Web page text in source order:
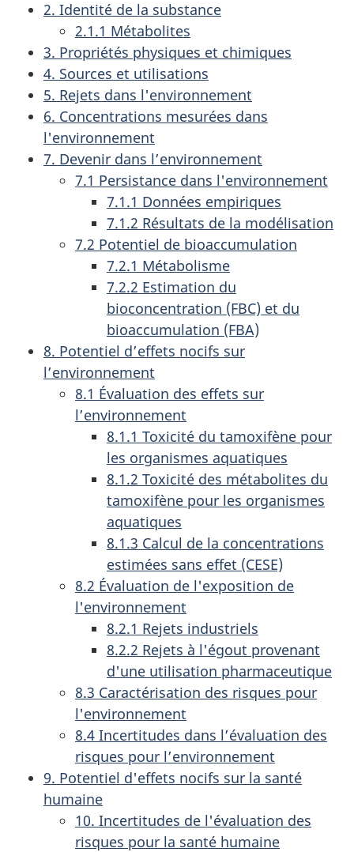
2. Identité de la substance
2.1.1 Métabolites
3. Propriétés physiques et chimiques
4. Sources et utilisations
5. Rejets dans l'environnement
6. Concentrations mesurées dans
l'environnement
7. Devenir dans l’environnement
7.1 Persistance dans l'environnement
7.1.1 Données empiriques
7.1.2 Résultats de la modélisation
7.2 Potentiel de bioaccumulation
7.2.1 Métabolisme
7.2.2 Estimation du
bioconcentration (FBC) et du
bioaccumulation (FBA)
8. Potentiel d’effets nocifs sur
l’environnement
8.1 Évaluation des effets sur
l’environnement
8.1.1 Toxicité du tamoxifène pour
les organismes aquatiques
8.1.2 Toxicité des métabolites du
tamoxifène pour les organismes
aquatiques
8.1.3 Calcul de la concentrations
estimées sans effet (CESE)
8.2 Évaluation de l'exposition de
l'environnement
8.2.1 Rejets industriels
8.2.2 Rejets à l'égout provenant
d'une utilisation pharmaceutique
8.3 Caractérisation des risques pour
l'environnement
8.4 Incertitudes dans l’évaluation des
risques pour l’environnement
9. Potentiel d'effets nocifs sur la santé
humaine
10. Incertitudes de l'évaluation des
risques pour la santé humaine